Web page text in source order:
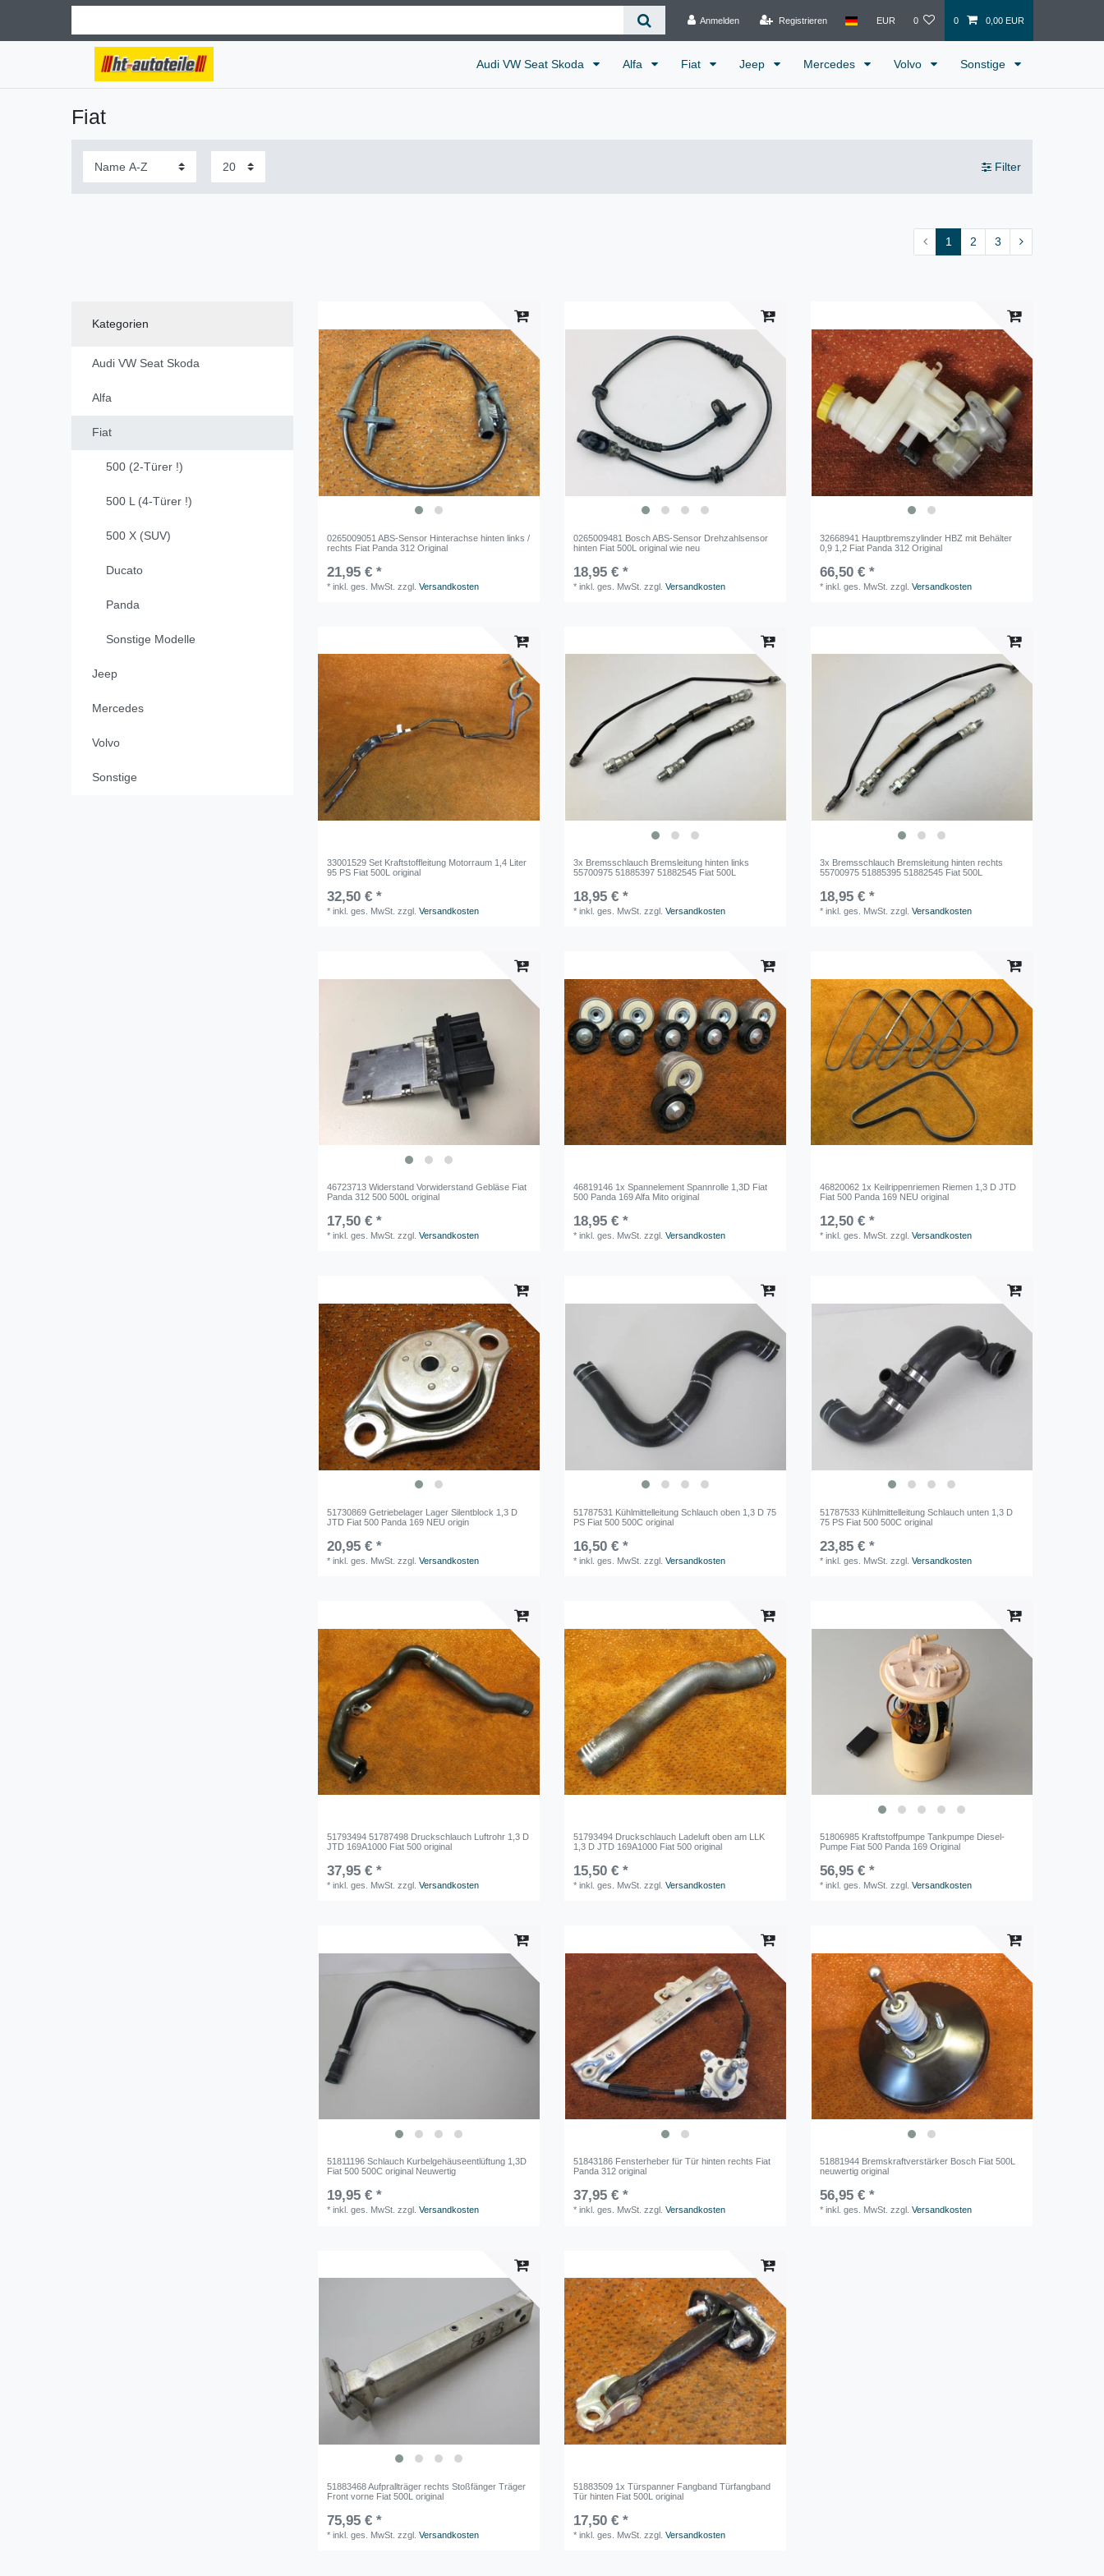
Anmelden Registrieren EUR 0 0 0,00 EUR
Audi VW Seat Skoda Alfa Fiat Jeep Mercedes Volvo Sonstige
Fiat
Filter
1 2 3
Kategorien
Audi VW Seat Skoda
Alfa
Fiat
500 (2-Türer !)
500 L (4-Türer !)
500 X (SUV)
Ducato
Panda
Sonstige Modelle
Jeep
Mercedes
Volvo
Sonstige
0265009051 ABS-Sensor Hinterachse hinten links /
rechts Fiat Panda 312 Original
21,95 € *
*inkl. ges. MwSt. zzgl.Versandkosten
0265009481 Bosch ABS-Sensor Drehzahlsensor
hinten Fiat 500L original wie neu
18,95 € *
*inkl. ges. MwSt. zzgl.Versandkosten
32668941 Hauptbremszylinder HBZ mit Behälter
0,9 1,2 Fiat Panda 312 Original
66,50 € *
*inkl. ges. MwSt. zzgl.Versandkosten
33001529 Set Kraftstoffleitung Motorraum 1,4 Liter
95 PS Fiat 500L original
32,50 € *
*inkl. ges. MwSt. zzgl.Versandkosten
3x Bremsschlauch Bremsleitung hinten links
55700975 51885397 51882545 Fiat 500L
18,95 € *
*inkl. ges. MwSt. zzgl.Versandkosten
3x Bremsschlauch Bremsleitung hinten rechts
55700975 51885395 51882545 Fiat 500L
18,95 € *
*inkl. ges. MwSt. zzgl.Versandkosten
46723713 Widerstand Vorwiderstand Gebläse Fiat
Panda 312 500 500L original
17,50 € *
*inkl. ges. MwSt. zzgl.Versandkosten
46819146 1x Spannelement Spannrolle 1,3D Fiat
500 Panda 169 Alfa Mito original
18,95 € *
*inkl. ges. MwSt. zzgl.Versandkosten
46820062 1x Keilrippenriemen Riemen 1,3 D JTD
Fiat 500 Panda 169 NEU original
12,50 € *
*inkl. ges. MwSt. zzgl.Versandkosten
51730869 Getriebelager Lager Silentblock 1,3 D
JTD Fiat 500 Panda 169 NEU origin
20,95 € *
*inkl. ges. MwSt. zzgl.Versandkosten
51787531 Kühlmittelleitung Schlauch oben 1,3 D 75
PS Fiat 500 500C original
16,50 € *
*inkl. ges. MwSt. zzgl.Versandkosten
51787533 Kühlmittelleitung Schlauch unten 1,3 D
75 PS Fiat 500 500C original
23,85 € *
*inkl. ges. MwSt. zzgl.Versandkosten
51793494 51787498 Druckschlauch Luftrohr 1,3 D
JTD 169A1000 Fiat 500 original
37,95 € *
*inkl. ges. MwSt. zzgl.Versandkosten
51793494 Druckschlauch Ladeluft oben am LLK
1,3 D JTD 169A1000 Fiat 500 original
15,50 € *
*inkl. ges. MwSt. zzgl.Versandkosten
51806985 Kraftstoffpumpe Tankpumpe Diesel-
Pumpe Fiat 500 Panda 169 Original
56,95 € *
*inkl. ges. MwSt. zzgl.Versandkosten
51811196 Schlauch Kurbelgehäuseentlüftung 1,3D
Fiat 500 500C original Neuwertig
19,95 € *
*inkl. ges. MwSt. zzgl.Versandkosten
51843186 Fensterheber für Tür hinten rechts Fiat
Panda 312 original
37,95 € *
*inkl. ges. MwSt. zzgl.Versandkosten
51881944 Bremskraftverstärker Bosch Fiat 500L
neuwertig original
56,95 € *
*inkl. ges. MwSt. zzgl.Versandkosten
51883468 Aufprallträger rechts Stoßfänger Träger
Front vorne Fiat 500L original
75,95 € *
*inkl. ges. MwSt. zzgl.Versandkosten
51883509 1x Türspanner Fangband Türfangband
Tür hinten Fiat 500L original
17,50 € *
*inkl. ges. MwSt. zzgl.Versandkosten